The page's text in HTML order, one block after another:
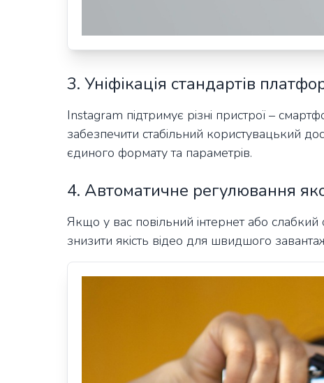
3. Уніфікація стандартів
Instagram підтримує різні пристрої –
забезпечити стабільний користувацький
єдиного формату та параметрів.
4. Автоматичне регулювання
Якщо у вас повільний інтернет або
знизити якість відео для швидшого